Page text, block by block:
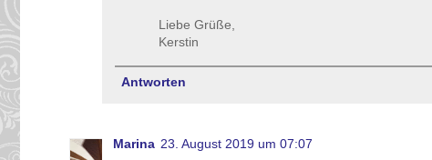
Liebe Grüße,
Kerstin
Antworten
Marina 23. August 2019 um 07:07